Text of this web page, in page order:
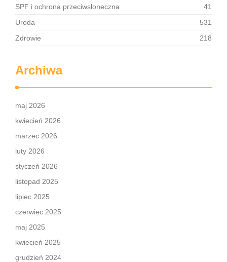
SPF i ochrona przeciwsłoneczna
41
Uroda
531
Zdrowie
218
Archiwa
maj 2026
kwiecień 2026
marzec 2026
luty 2026
styczeń 2026
listopad 2025
lipiec 2025
czerwiec 2025
maj 2025
kwiecień 2025
grudzień 2024